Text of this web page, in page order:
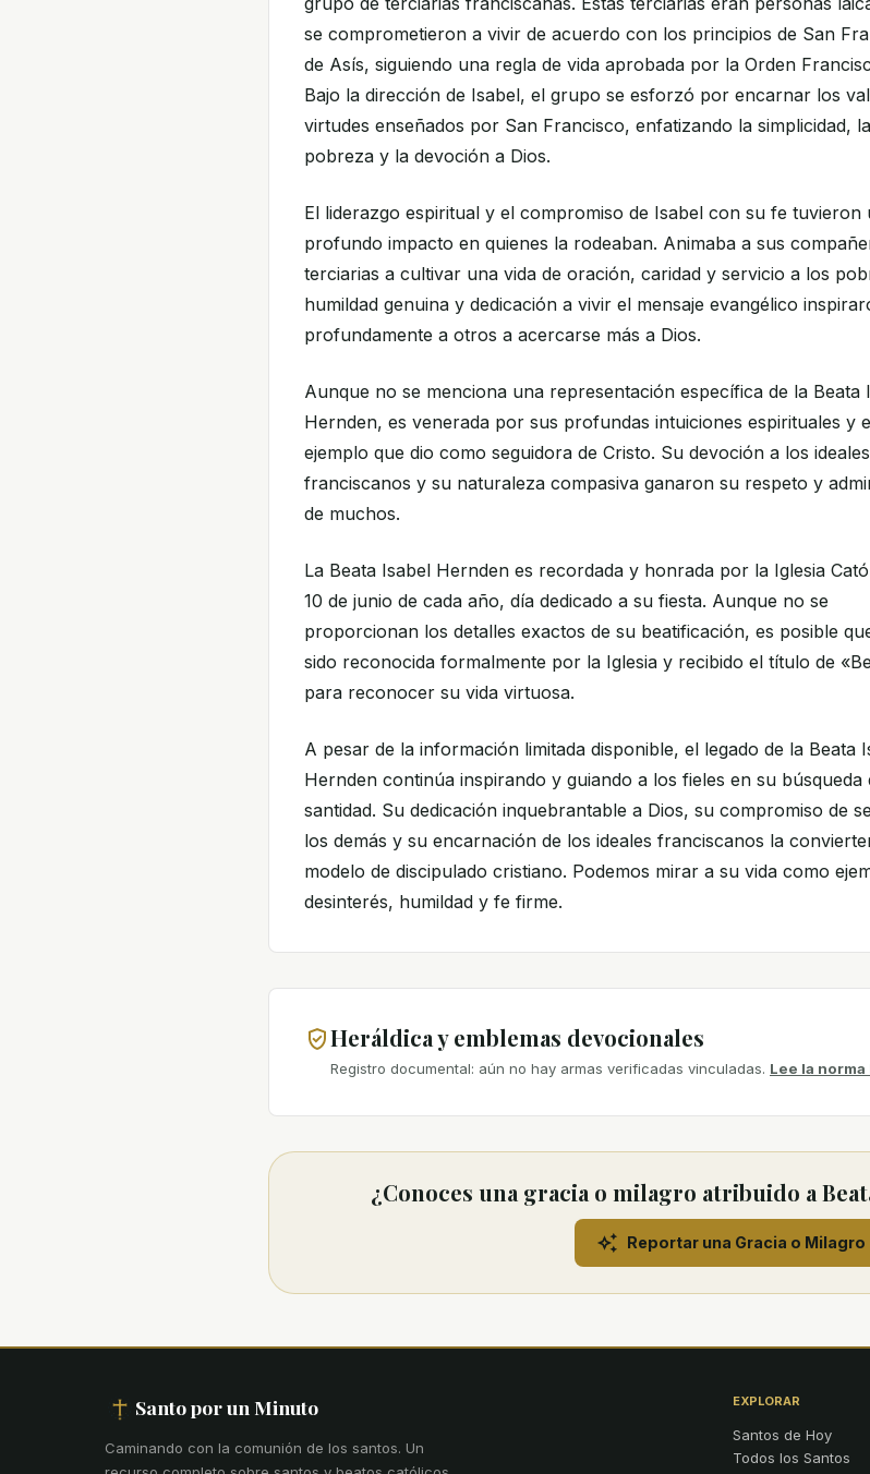
se comprometieron a vivir de acuerdo con los principios de San
de Asís, siguiendo una regla de vida aprobada por la Orden
Bajo la dirección de Isabel, el grupo se esforzó por encarnar los
virtudes enseñados por San Francisco, enfatizando la simplicidad, la
pobreza y la devoción a Dios.
El liderazgo espiritual y el compromiso de Isabel con su fe tuvieron
profundo impacto en quienes la rodeaban. Animaba a sus
terciarias a cultivar una vida de oración, caridad y servicio a los
humildad genuina y dedicación a vivir el mensaje evangélico
profundamente a otros a acercarse más a Dios.
Aunque no se menciona una representación específica de la Beata
Hernden, es venerada por sus profundas intuiciones espirituales y
ejemplo que dio como seguidora de Cristo. Su devoción a los ideales
franciscanos y su naturaleza compasiva ganaron su respeto y
de muchos.
La Beata Isabel Hernden es recordada y honrada por la Iglesia
10 de junio de cada año, día dedicado a su fiesta. Aunque no se
proporcionan los detalles exactos de su beatificación, es posible
sido reconocida formalmente por la Iglesia y recibido el título de
para reconocer su vida virtuosa.
A pesar de la información limitada disponible, el legado de la Beata
Hernden continúa inspirando y guiando a los fieles en su búsqueda
santidad. Su dedicación inquebrantable a Dios, su compromiso de
los demás y su encarnación de los ideales franciscanos la
modelo de discipulado cristiano. Podemos mirar a su vida como
desinterés, humildad y fe firme.
Heráldica y emblemas devocionales
Registro documental: aún no hay armas verificadas vinculadas. Lee la
¿Conoces una gracia o milagro atribuido a
Reportar una Gracia o Milagro
Santo por un Minuto
Caminando con la comunión de los santos. Un
EXPLORAR
Santos de Hoy
Todos los Santos